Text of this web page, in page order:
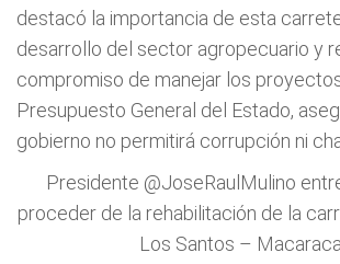
destacó la importancia de esta
desarrollo del sector agropecuario y
compromiso de manejar los
Presupuesto General del Estado,
gobierno no permitirá corrupción ni
Presidente @JoseRaulMulino
proceder de la rehabilitación de la
Los Santos –